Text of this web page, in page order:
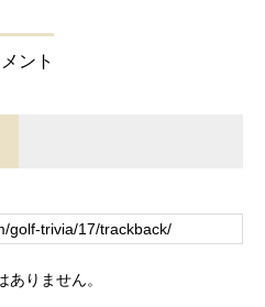
ント
りません。